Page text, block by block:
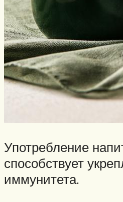
Употребление
способствует
иммунитета.